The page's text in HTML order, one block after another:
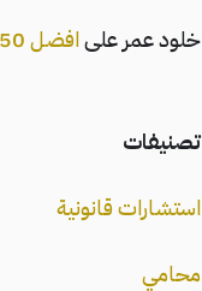
خلود عمر علىافضل 50 محامي بالرياض
تصنيفات
استشارات قانونية
محامي